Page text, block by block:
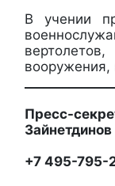
В учении
вооружения,
Пресс-
Зайнетдинов
+7 495-795-